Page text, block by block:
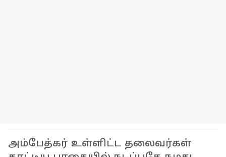
அம்பேத்கர் உள்ளிட்ட தலைவர்கள்